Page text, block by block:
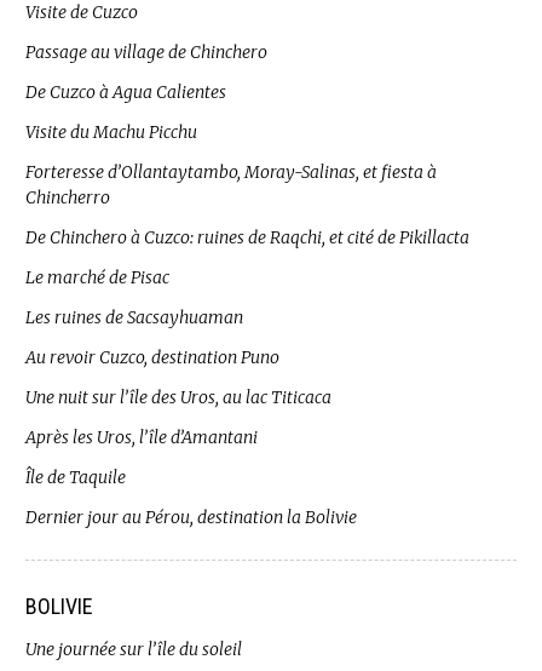
Visite de Cuzco
Passage au village de Chinchero
De Cuzco à Agua Calientes
Visite du Machu Picchu
Forteresse d’Ollantaytambo, Moray-Salinas, et fiesta à
Chincherro
De Chinchero à Cuzco: ruines de Raqchi, et cité de Pikillacta
Le marché de Pisac
Les ruines de Sacsayhuaman
Au revoir Cuzco, destination Puno
Une nuit sur l’île des Uros, au lac Titicaca
Après les Uros, l’île d’Amantani
Île de Taquile
Dernier jour au Pérou, destination la Bolivie
BOLIVIE
Une journée sur l’île du soleil